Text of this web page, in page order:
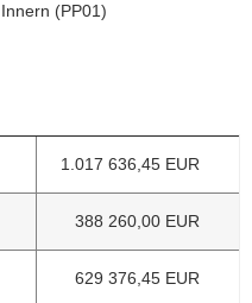
(PP01)
1.017 636,45 EUR
388 260,00 EUR
629 376,45 EUR